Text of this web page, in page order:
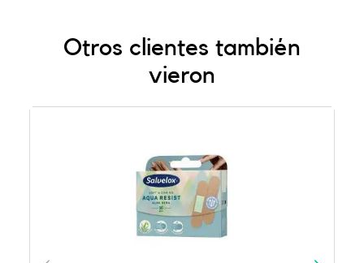
Otros clientes también
vieron